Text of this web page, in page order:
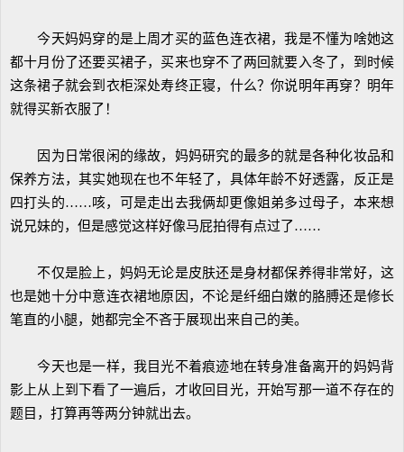
今天妈妈穿的是上周才买的蓝色连衣裙，我是不懂为啥她这
都十月份了还要买裙子，买来也穿不了两回就要入冬了，到时候
这条裙子就会到衣柜深处寿终正寝，什么？你说明年再穿？明年
就得买新衣服了！
因为日常很闲的缘故，妈妈研究的最多的就是各种化妆品和
保养方法，其实她现在也不年轻了，具体年龄不好透露，反正是
四打头的……咳，可是走出去我俩却更像姐弟多过母子，本来想
说兄妹的，但是感觉这样好像马屁拍得有点过了……
不仅是脸上，妈妈无论是皮肤还是身材都保养得非常好，这
也是她十分中意连衣裙地原因，不论是纤细白嫩的胳膊还是修长
笔直的小腿，她都完全不吝于展现出来自己的美。
今天也是一样，我目光不着痕迹地在转身准备离开的妈妈背
影上从上到下看了一遍后，才收回目光，开始写那一道不存在的
题目，打算再等两分钟就出去。